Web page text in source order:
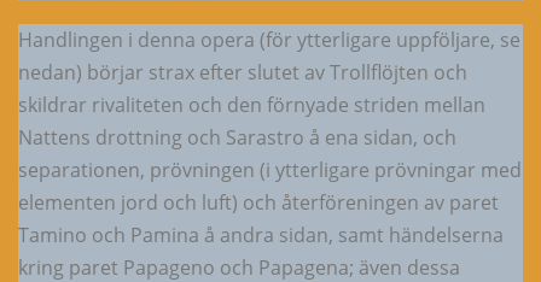
Handlingen i denna opera (för ytterligare uppföljare, se
nedan) börjar strax efter slutet av Trollflöjten och
skildrar rivaliteten och den förnyade striden mellan
Nattens drottning och Sarastro å ena sidan, och
separationen, prövningen (i ytterligare prövningar med
elementen jord och luft) och återföreningen av paret
Tamino och Pamina å andra sidan, samt händelserna
kring paret Papageno och Papagena; även dessa